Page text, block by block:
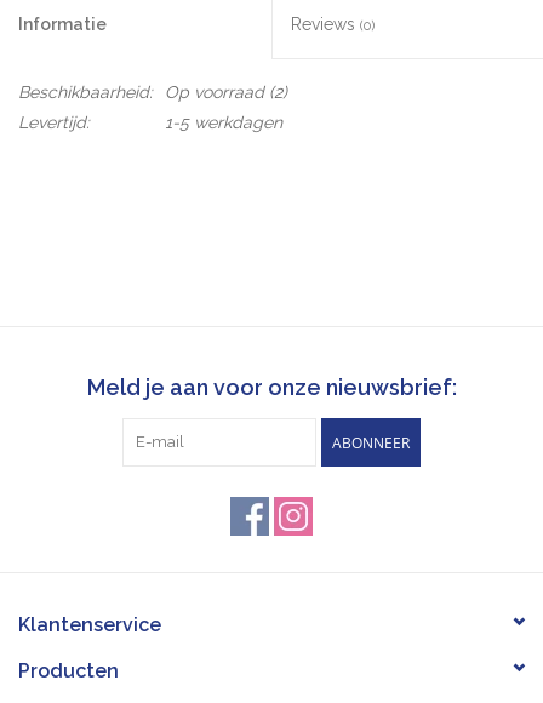
Informatie Reviews (0)
Beschikbaarheid: Op voorraad(2)
Levertijd:
1-5 werkdagen
Meld je aan voor onze nieuwsbrief:
ABONNEER
Klantenservice
Producten